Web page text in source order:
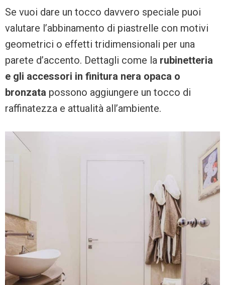
Se vuoi dare un tocco davvero speciale puoi
valutare l’abbinamento di piastrelle con motivi
geometrici o effetti tridimensionali per una
parete d’accento. Dettagli come la rubinetteria
e gli accessori in finitura nera opaca o
bronzata possono aggiungere un tocco di
raffinatezza e attualità all’ambiente.